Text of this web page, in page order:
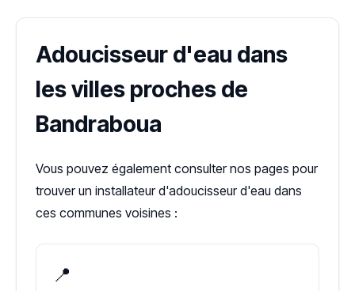
Adoucisseur d'eau dans
les villes proches de
Bandraboua
Vous pouvez également consulter nos pages pour
trouver un installateur d'adoucisseur d'eau dans
ces communes voisines :
📍